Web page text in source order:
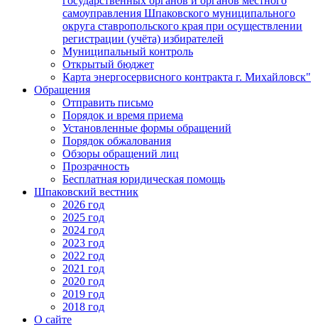
самоуправления Шпаковского муниципального
округа ставропольского края при осуществлении
регистрации (учёта) избирателей
Муниципальный контроль
Открытый бюджет
Карта энергосервисного контракта г. Михайловск"
Обращения
Отправить письмо
Порядок и время приема
Установленные формы обращений
Порядок обжалования
Обзоры обращений лиц
Прозрачность
Бесплатная юридическая помощь
Шпаковский вестник
2026 год
2025 год
2024 год
2023 год
2022 год
2021 год
2020 год
2019 год
2018 год
О сайте